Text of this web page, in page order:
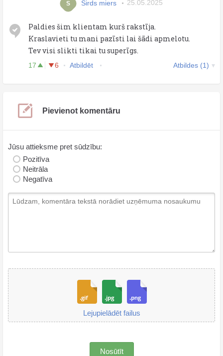
S Sirds miers 25.05.2025
Paldies šim klientam kurš rakstīja.
Kraslavieti tu mani pazīsti lai šādi apmelotu.
Tev visi slikti tikai tu superīgs.
17 6 Atbildēt Atbildes (1)
Pievienot komentāru
Jūsu attieksme pret sūdzību:
Pozitīva
Neitrāla
Negatīva
Lejupielādēt failus
Nosūtīt